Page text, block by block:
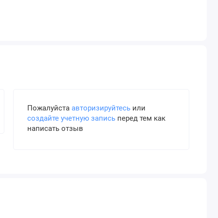
Пожалуйста авторизируйтесьили
создайте учетную записьперед тем как
написать отзыв